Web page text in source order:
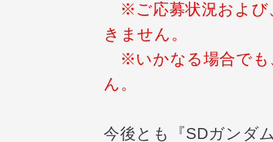
※ご応募状況および
きません。
※いかなる場合でも
ん。
今後とも『SDガンダ